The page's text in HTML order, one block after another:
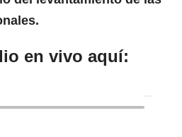
en vivo aquí: